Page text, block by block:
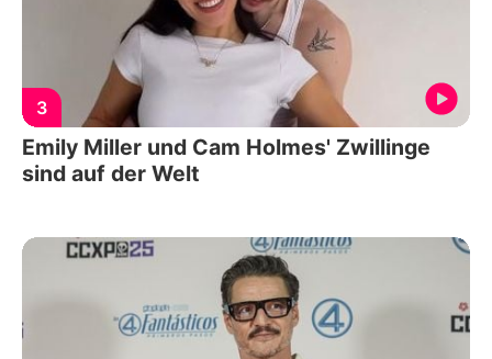
3
Emily Miller und Cam Holmes' Zwillinge
sind auf der Welt